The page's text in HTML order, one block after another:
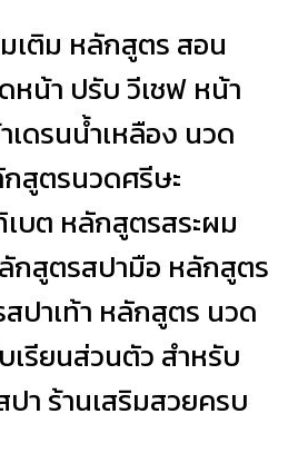
เติม หลักสูตร สอน
หน้า ปรับ วีเชฟ หน้า
เดรนน้ำเหลือง นวด
สูตรนวดศรีษะ
บต หลักสูตรสระผม
กสูตรสปามือ หลักสูตร
ปาเท้า หลักสูตร นวด
เรียนส่วนตัว สำหรับ
ปา ร้านเสริมสวยครบ